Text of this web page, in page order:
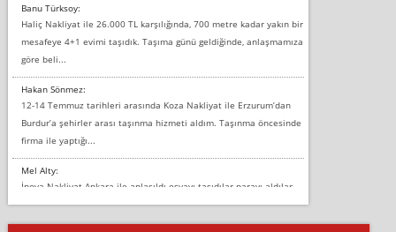
Banu Türksoy:
Haliç Nakliyat ile 26.000 TL karşılığında, 700 metre kadar yakın bir
mesafeye 4+1 evimi taşıdık. Taşıma günü geldiğinde, anlaşmamıza
göre beli...
Hakan Sönmez:
12-14 Temmuz tarihleri arasında Koza Nakliyat ile Erzurum’dan
Burdur’a şehirler arası taşınma hizmeti aldım. Taşınma öncesinde
firma ile yaptığı...
Mel Alty:
İnova Nakliyat Ankara ile anlaşıldı eşyayı taşıdılar parayı aldılar.
Salon duvarına bir baktım birisi boydan alüminyum renkli bantı
yapıştırm...